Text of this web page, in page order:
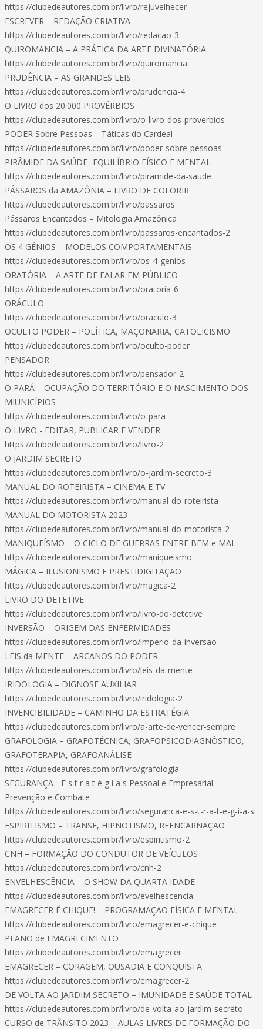
https://clubedeautores.com.br/livro/rejuvelhecer
ESCREVER – REDAÇÃO CRIATIVA
https://clubedeautores.com.br/livro/redacao-3
QUIROMANCIA – A PRÁTICA DA ARTE DIVINATÓRIA
https://clubedeautores.com.br/livro/quiromancia
PRUDÊNCIA – AS GRANDES LEIS
https://clubedeautores.com.br/livro/prudencia-4
O LIVRO dos 20.000 PROVÉRBIOS
https://clubedeautores.com.br/livro/o-livro-dos-proverbios
PODER Sobre Pessoas – Táticas do Cardeal
https://clubedeautores.com.br/livro/poder-sobre-pessoas
PIRÂMIDE DA SAÚDE- EQUILÍBRIO FÍSICO E MENTAL
https://clubedeautores.com.br/livro/piramide-da-saude
PÁSSAROS da AMAZÔNIA – LIVRO DE COLORIR
https://clubedeautores.com.br/livro/passaros
Pássaros Encantados – Mitologia Amazônica
https://clubedeautores.com.br/livro/passaros-encantados-2
OS 4 GÊNIOS – MODELOS COMPORTAMENTAIS
https://clubedeautores.com.br/livro/os-4-genios
ORATÓRIA – A ARTE DE FALAR EM PÚBLICO
https://clubedeautores.com.br/livro/oratoria-6
ORÁCULO
https://clubedeautores.com.br/livro/oraculo-3
OCULTO PODER – POLÍTICA, MAÇONARIA, CATOLICISMO
https://clubedeautores.com.br/livro/oculto-poder
PENSADOR
https://clubedeautores.com.br/livro/pensador-2
O PARÁ – OCUPAÇÃO DO TERRITÓRIO E O NASCIMENTO DOS
MIUNICÍPIOS
https://clubedeautores.com.br/livro/o-para
O LIVRO - EDITAR, PUBLICAR E VENDER
https://clubedeautores.com.br/livro/livro-2
O JARDIM SECRETO
https://clubedeautores.com.br/livro/o-jardim-secreto-3
MANUAL DO ROTEIRISTA – CINEMA E TV
https://clubedeautores.com.br/livro/manual-do-roteirista
MANUAL DO MOTORISTA 2023
https://clubedeautores.com.br/livro/manual-do-motorista-2
MANIQUEÍSMO – O CICLO DE GUERRAS ENTRE BEM e MAL
https://clubedeautores.com.br/livro/maniqueismo
MÁGICA – ILUSIONISMO E PRESTIDIGITAÇÃO
https://clubedeautores.com.br/livro/magica-2
LIVRO DO DETETIVE
https://clubedeautores.com.br/livro/livro-do-detetive
INVERSÃO – ORIGEM DAS ENFERMIDADES
https://clubedeautores.com.br/livro/imperio-da-inversao
LEIS da MENTE – ARCANOS DO PODER
https://clubedeautores.com.br/livro/leis-da-mente
IRIDOLOGIA – DIGNOSE AUXILIAR
https://clubedeautores.com.br/livro/iridologia-2
INVENCIBILIDADE – CAMINHO DA ESTRATÉGIA
https://clubedeautores.com.br/livro/a-arte-de-vencer-sempre
GRAFOLOGIA – GRAFOTÉCNICA, GRAFOPSICODIAGNÓSTICO,
GRAFOTERAPIA, GRAFOANÁLISE
https://clubedeautores.com.br/livro/grafologia
SEGURANÇA - E s t r a t é g i a s Pessoal e Empresarial –
Prevenção e Combate
https://clubedeautores.com.br/livro/seguranca-e-s-t-r-a-t-e-g-i-a-s
ESPIRITISMO – TRANSE, HIPNOTISMO, REENCARNAÇÃO
https://clubedeautores.com.br/livro/espiritismo-2
CNH – FORMAÇÃO DO CONDUTOR DE VEÍCULOS
https://clubedeautores.com.br/livro/cnh-2
ENVELHESCÊNCIA – O SHOW DA QUARTA IDADE
https://clubedeautores.com.br/livro/evelhescencia
EMAGRECER É CHIQUE! – PROGRAMAÇÃO FÍSICA E MENTAL
https://clubedeautores.com.br/livro/emagrecer-e-chique
PLANO de EMAGRECIMENTO
https://clubedeautores.com.br/livro/emagrecer
EMAGRECER – CORAGEM, OUSADIA E CONQUISTA
https://clubedeautores.com.br/livro/emagrecer-2
DE VOLTA AO JARDIM SECRETO – IMUNIDADE E SAÚDE TOTAL
https://clubedeautores.com.br/livro/de-volta-ao-jardim-secreto
CURSO de TRÂNSITO 2023 – AULAS LIVRES DE FORMAÇÃO DO